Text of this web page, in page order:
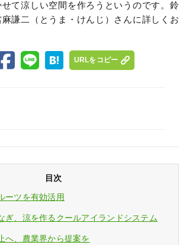
て涼しい空間を作ろうというのです。鈴
謙二（とうま・けんじ）さんに詳しくお
URLをコピー
目次
ーツを有効活用
ぎ、涼を作るクールアイランドシステム
へ、農業界から提案を